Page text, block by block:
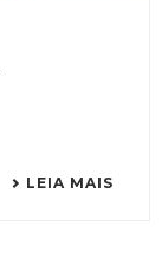
LEIA MAIS